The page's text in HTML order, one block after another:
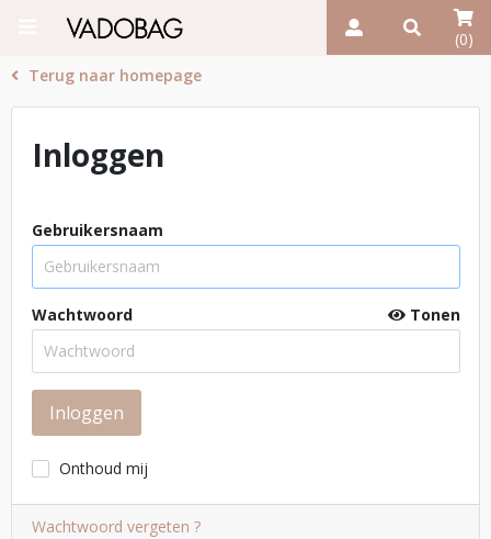
(0)
Terug naar homepage
Inloggen
Gebruikersnaam
Wachtwoord Tonen
Onthoud mij
Wachtwoord vergeten ?